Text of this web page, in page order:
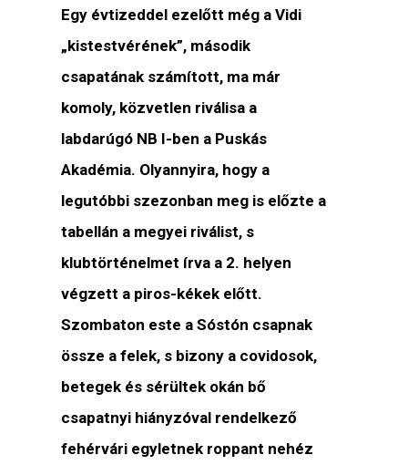
Egy évtizeddel ezelőtt még a Vidi
„kistestvérének”, második
csapatának számított, ma már
komoly, közvetlen riválisa a
labdarúgó NB I-ben a Puskás
Akadémia. Olyannyira, hogy a
legutóbbi szezonban meg is előzte a
tabellán a megyei riválist, s
klubtörténelmet írva a 2. helyen
végzett a piros-kékek előtt.
Szombaton este a Sóstón csapnak
össze a felek, s bizony a covidosok,
betegek és sérültek okán bő
csapatnyi hiányzóval rendelkező
fehérvári egyletnek roppant nehéz